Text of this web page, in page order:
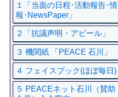
１「当面の日程･活動報告･情
報･NewsPaper」
２「抗議声明・アピール」
３ 機関紙 「PEACE 石川」
４ フェイスプック(ほぼ毎日)
５ PEACEネット石川（賛助